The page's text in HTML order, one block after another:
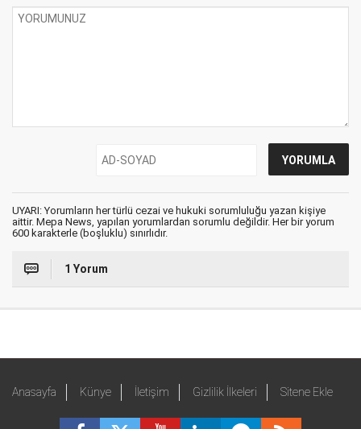
UYARI: Yorumların her türlü cezai ve hukuki sorumluluğu yazan kişiye
aittir. Mepa News, yapılan yorumlardan sorumlu değildir. Her bir yorum
600 karakterle (boşluklu) sınırlıdır.
1 Yorum
Anasayfa Künye İletişim Gizlilik İlkeleri Sitene Ekle